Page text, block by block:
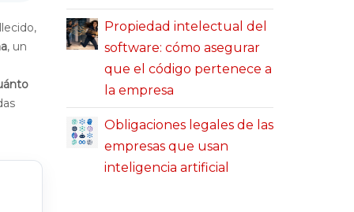
, un
Propiedad intelectual del
software: cómo asegurar
que el código pertenece a
la empresa
Obligaciones legales de las
empresas que usan
inteligencia artificial